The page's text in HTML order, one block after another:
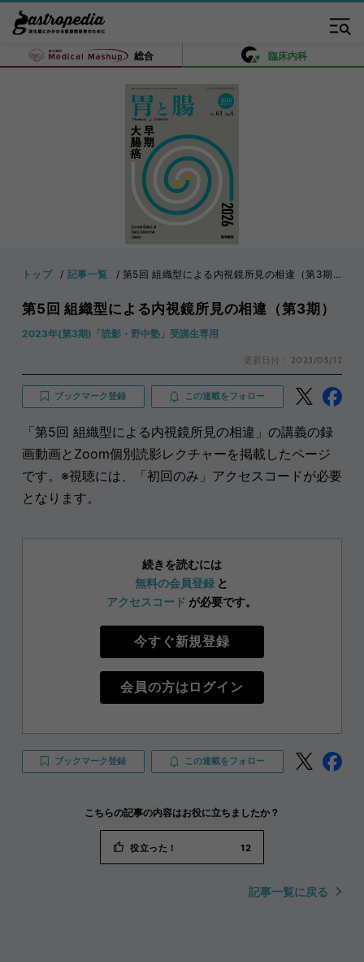
総合 臨床内科
トップ 記事一覧 第5回 組織型による内視鏡所見の相違（第3期）
第5回 組織型による内視鏡所見の相違（第3期）
2023年(第3期)「読影・野中塾」受講生専用
更新日付： 2023/05/12
ブックマーク登録 この連載をフォロー
「第5回 組織型による内視鏡所見の相違」の講義の録
画動画とZoom個別読影レクチャーを掲載したページ
です。※視聴には、「初回のみ」アクセスコードが必要
となります。
続きを読むには
無料の会員登録 と
アクセスコード が必要です。
今すぐ新規登録
会員の方はログイン
ブックマーク登録 この連載をフォロー
こちらの記事の内容はお役に立ちましたか？
役立った！ 12
記事一覧に戻る